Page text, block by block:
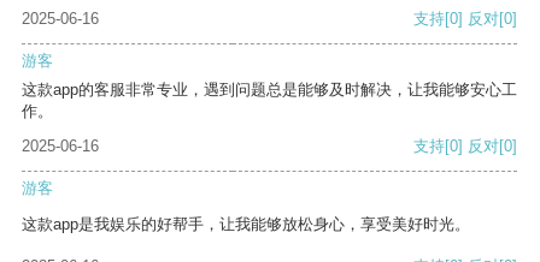
2025-06-16
支持[0] 反对[0]
游客
这款app的客服非常专业，遇到问题总是能够及时解决，让我能够安心工
作。
2025-06-16
支持[0] 反对[0]
游客
这款app是我娱乐的好帮手，让我能够放松身心，享受美好时光。